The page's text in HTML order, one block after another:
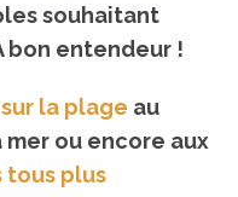
souhaitant
bon entendeur !
la plage au
ou encore aux
plus